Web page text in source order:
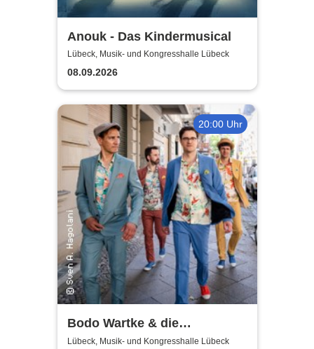
Anouk - Das Kindermusical
Lübeck, Musik- und Kongresshalle Lübeck
08.09.2026
20:00 Uhr
Bodo Wartke & die
SchönenGutenA-Band - In
Lübeck, Musik- und Kongresshalle Lübeck